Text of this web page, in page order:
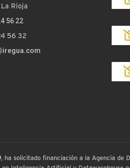
Rioja
56 22
56 32
, ha solicitado financiación a la Agencia de